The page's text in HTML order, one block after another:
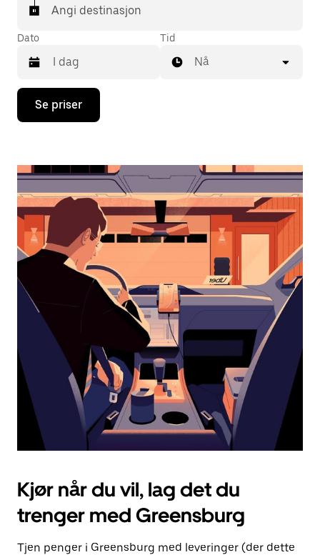
Angi destinasjon
Dato
Trykk
piltast
åpne
og
velge
dato.
Trykk
på
Esc-
knappen
kalenderen.
Tid
Nå
Se priser
Kjør når du vil, lag det du
trenger med Greensburg
Tjen penger i Greensburg med leveringer (der dette